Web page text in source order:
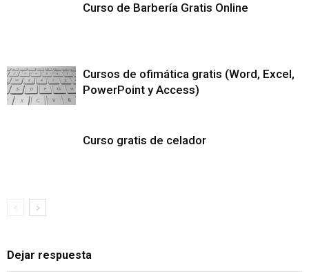
Curso de Barbería Gratis Online
Cursos de ofimática gratis (Word, Excel,
PowerPoint y Access)
Curso gratis de celador
Dejar respuesta